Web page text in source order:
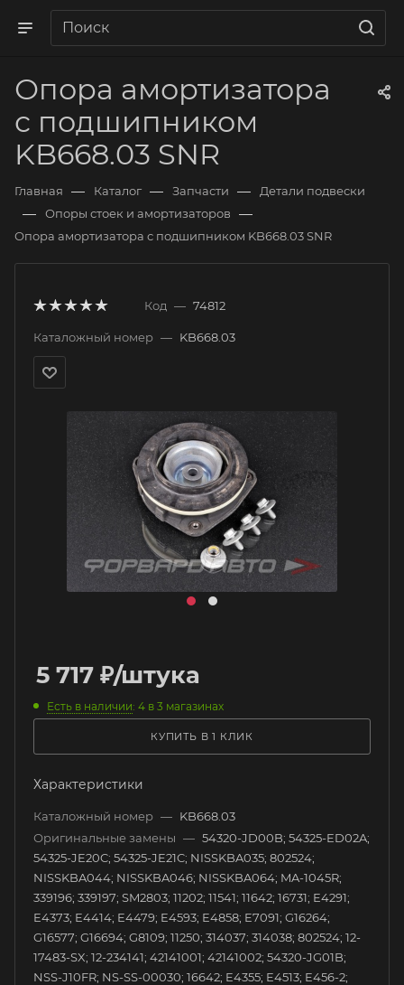
Опора амортизатора
с подшипником
KB668.03 SNR
Главная — Каталог — Запчасти — Детали подвески
— Опоры стоек и амортизаторов —
Опора амортизатора с подшипником KB668.03 SNR
Код — 74812
Каталожный номер — KB668.03
5 717 ₽/штука
Есть в наличии: 4 в 3 магазинах
КУПИТЬ В 1 КЛИК
Характеристики
Каталожный номер — KB668.03
Оригинальные замены — 54320-JD00B; 54325-ED02A;
54325-JE20C; 54325-JE21C; NISSKBA035; 802524;
NISSKBA044; NISSKBA046; NISSKBA064; MA-1045R;
339196; 339197; SM2803; 11202; 11541; 11642; 16731; E4291;
E4373; E4414; E4479; E4593; E4858; E7091; G16264;
G16577; G16694; G8109; 11250; 314037; 314038; 802524; 12-
17483-SX; 12-234141; 42141001; 42141002; 54320-JG01B;
NSS-J10FR; NS-SS-00030; 16642; E4355; E4513; E456-2;